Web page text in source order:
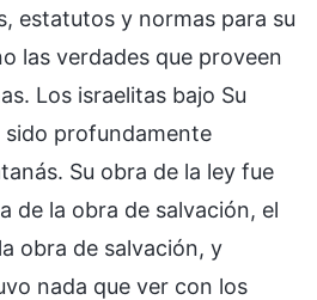
estatutos y normas para su
las verdades que proveen
Los israelitas bajo Su
profundamente
Su obra de la ley fue
de la obra de salvación, el
obra de salvación, y
nada que ver con los